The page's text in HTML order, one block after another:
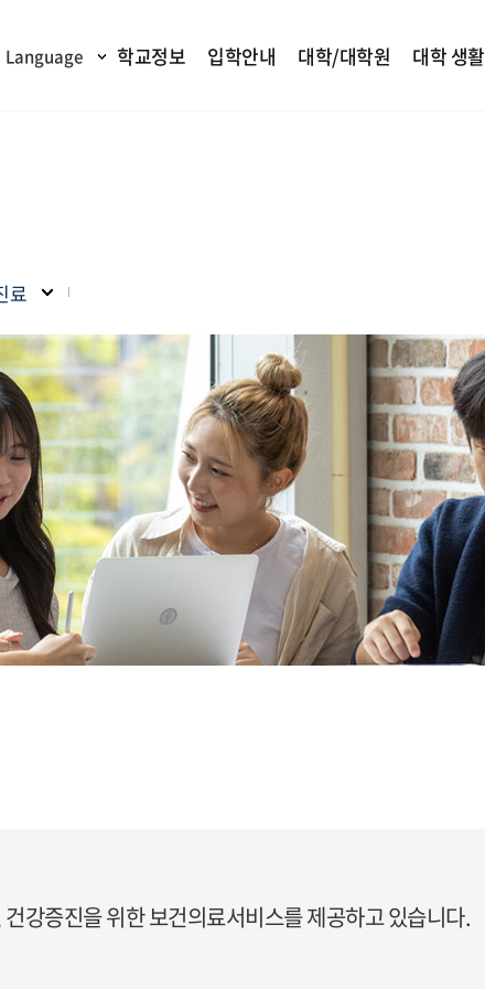
Language 학교정보 입학안내 대학/대학원 대학 생활
료
강증진을 위한 보건의료서비스를 제공하고 있습니다.